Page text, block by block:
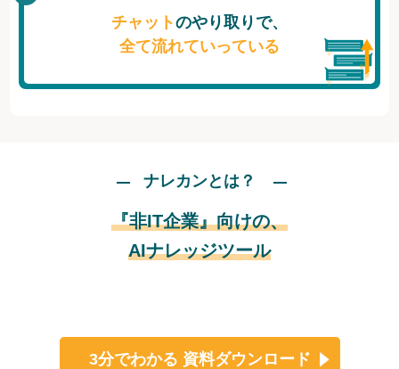
チャットのやり取りで、
全て流れていっている
ナレカンとは？
『非IT企業』向けの、
AIナレッジツール
3分でわかる 資料ダウンロード